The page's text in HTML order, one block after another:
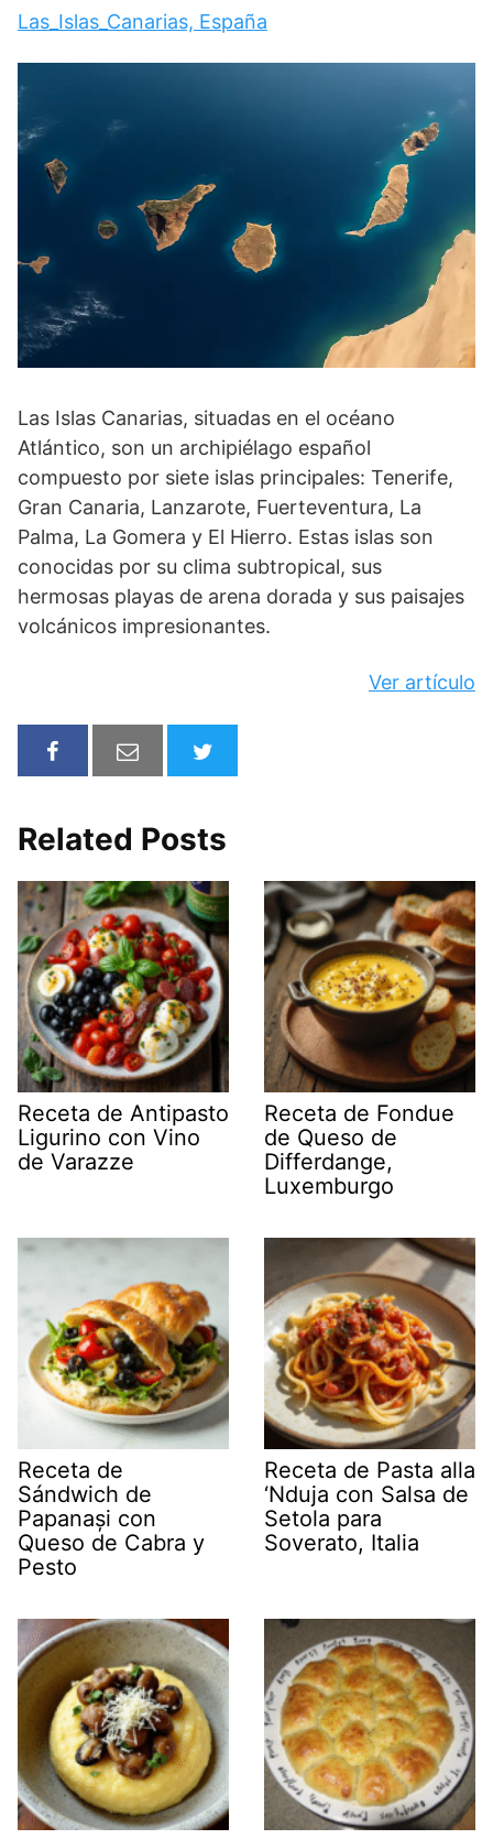
Las_Islas_Canarias, España
Las Islas Canarias, situadas en el océano
Atlántico, son un archipiélago español
compuesto por siete islas principales: Tenerife,
Gran Canaria, Lanzarote, Fuerteventura, La
Palma, La Gomera y El Hierro. Estas islas son
conocidas por su clima subtropical, sus
hermosas playas de arena dorada y sus paisajes
volcánicos impresionantes.
Ver artículo
Related Posts
Receta de Antipasto
Ligurino con Vino
de Varazze
Receta de Fondue
de Queso de
Differdange,
Luxemburgo
Receta de
Sándwich de
Papanași con
Queso de Cabra y
Pesto
Receta de Pasta alla
‘Nduja con Salsa de
Setola para
Soverato, Italia